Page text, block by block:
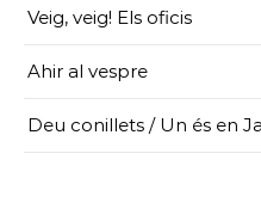
Veig, veig! Els oficis
Ahir al vespre
Deu conillets / Un és en